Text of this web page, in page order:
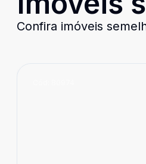
Confira imóveis